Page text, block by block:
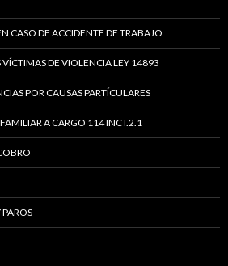
CASO DE ACCIDENTE DE TRABAJO
VÍCTIMAS DE VIOLENCIA LEY 14893
POR CAUSAS PARTÍCULARES
A CARGO 114 INC I.2.1